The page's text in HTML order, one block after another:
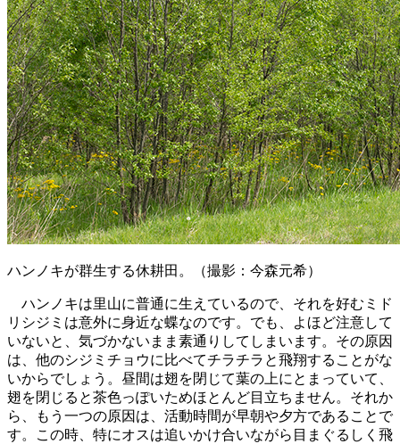
ハンノキが群生する休耕田。（撮影：今森元希）
ハンノキは里山に普通に生えているので、それを好むミド
リシジミは意外に身近な蝶なのです。でも、よほど注意して
いないと、気づかないまま素通りしてしまいます。その原因
は、他のシジミチョウに比べてチラチラと飛翔することがな
いからでしょう。昼間は翅を閉じて葉の上にとまっていて、
翅を閉じると茶色っぽいためほとんど目立ちません。それか
ら、もう一つの原因は、活動時間が早朝や夕方であることで
す。この時、特にオスは追いかけ合いながら目まぐるしく飛